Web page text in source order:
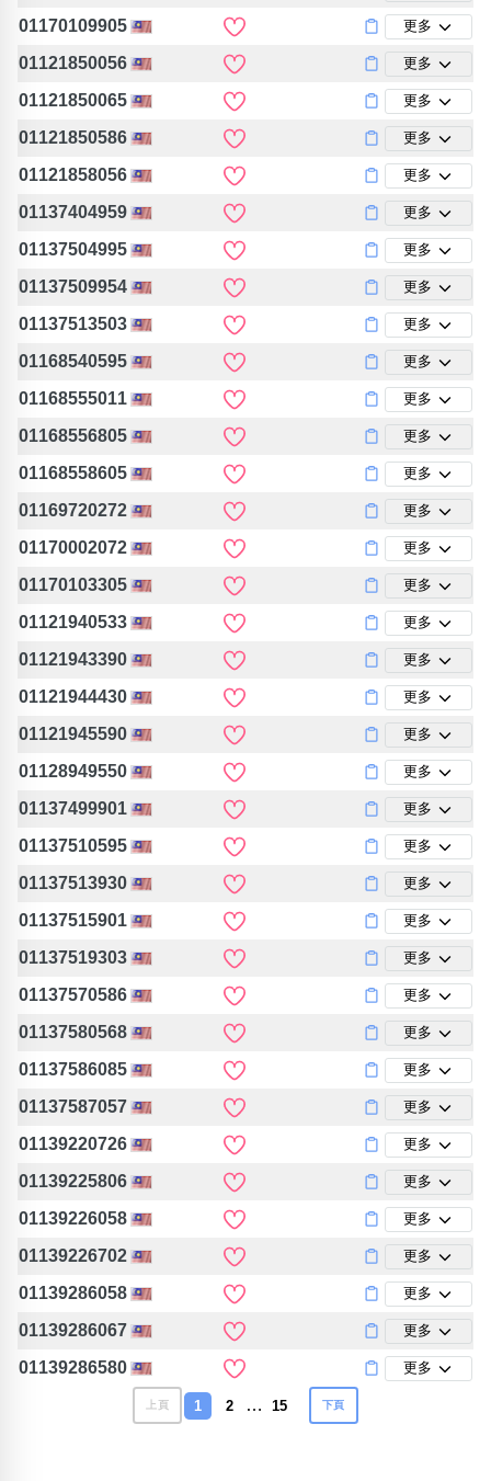
01170109905 更多
01121850056 更多
01121850065 更多
01121850586 更多
01121858056 更多
01137404959 更多
01137504995 更多
01137509954 更多
01137513503 更多
01168540595 更多
01168555011 更多
01168556805 更多
01168558605 更多
01169720272 更多
01170002072 更多
01170103305 更多
01121940533 更多
01121943390 更多
01121944430 更多
01121945590 更多
01128949550 更多
01137499901 更多
01137510595 更多
01137513930 更多
01137515901 更多
01137519303 更多
01137570586 更多
01137580568 更多
01137586085 更多
01137587057 更多
01139220726 更多
01139225806 更多
01139226058 更多
01139226702 更多
01139286058 更多
01139286067 更多
01139286580 更多
上頁 1 2 … 15 下頁